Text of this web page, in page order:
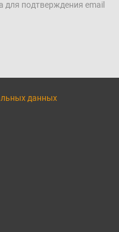
для подтверждения email
данных